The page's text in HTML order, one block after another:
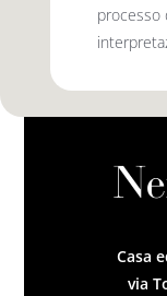
processo
Casa
via